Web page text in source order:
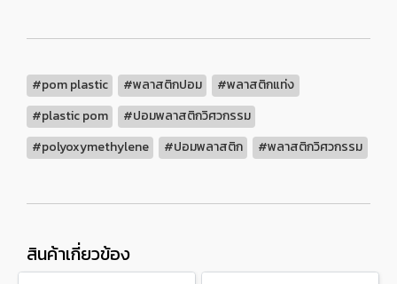
#pom plastic #พลาสติกปอม
#พลาสติกแท่ง
#plastic pom
#ปอมพลาสติกวิศวกรรม
#polyoxymethylene
#ปอมพลาสติก #พลาสติกวิศวกรรม
สินค้าเกี่ยวข้อง